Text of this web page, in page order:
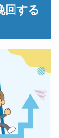
回する